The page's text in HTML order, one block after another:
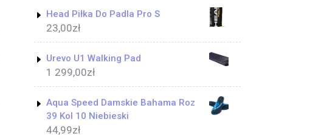
Head Piłka Do Padla Pro S
23,00zł
Urevo U1 Walking Pad
1 299,00zł
Aqua Speed Damskie Bahama Roz
39 Kol 10 Niebieski
44,99zł